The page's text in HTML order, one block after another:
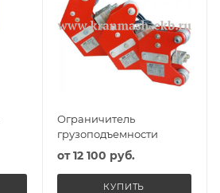
Ограничитель
грузоподъемности
от12 100 руб.
КУПИТЬ